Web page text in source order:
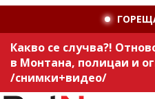
Какво се случва?!
в Монтана, полицаи и
/снимки+видео/